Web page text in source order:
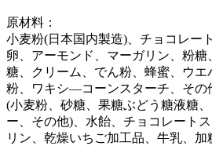
原材料：
小麦粉(日本国内製造)、チョコレー
卵、アーモンド、マーガリン、粉
糖、クリーム、でん粉、蜂蜜、ウエ
粉、ワキシ―コーンスターチ、その
(小麦粉、砂糖、果糖ぶどう糖液糖
ー、その他)、水飴、チョコレート
リン、乾燥いちご加工品、牛乳、